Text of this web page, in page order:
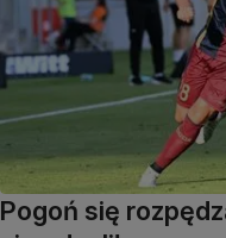
Pogoń się